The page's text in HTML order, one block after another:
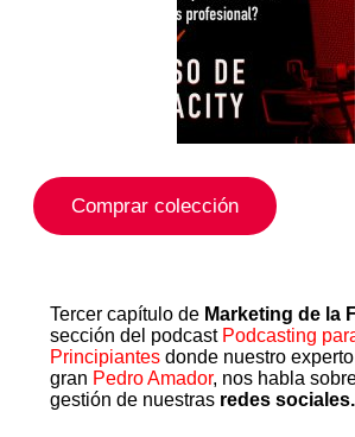
Comprar colección
Tercer capítulo de Marketing de la
sección del podcast Podcasting
Principiantesdonde nuestro
gran Pedro Amador, nos habla
gestión de nuestras redes sociales.